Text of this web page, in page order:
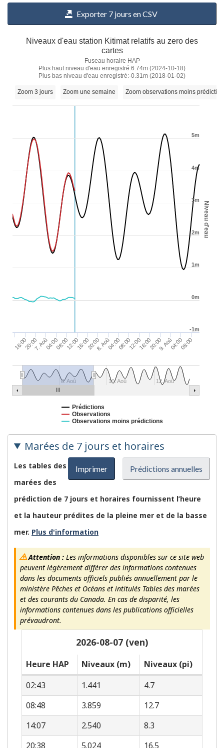
Exporter 7 jours en CSV
Niveau d'eau
Niveaux d'eau station Kitimat relatifs au zero des
cartes
Fuseau horaire HAP
Plus haut niveau d'eau enregistré:6.74m (2024-10-18)
Plus bas niveau d'eau enregistré:-0.31m (2018-01-02)
16:0020:007. Aoû04:0008:0012:0016:0020:008. Aoû04:0008:0012:0016:0020:009. Aoû04:0008:00
8. Aoû 10. Aoû 12. Aoû
0m
1m
2m
3m
4m
5m
-1m
Zoom 3 jours Zoom une semaine Zoom observations moins
Prédictions
Observations
Observations moins prédictions
Marées de 7 jours et horaires
Imprimer Prédictions annuelles
Les tables des
marées des
prédiction de 7 jours et horaires fournissent l’heure
et la hauteur prédites de la pleine mer et de la basse
mer. Plus d'information
Attention :Les informations disponibles sur ce site web
peuvent légèrement différer des informations contenues
dans les documents officiels publiés annuellement par le
ministère Pêches et Océans et intitulés Tables des marées
et des courants du Canada. En cas de disparité, les
informations contenues dans les publications officielles
prévaudront.
2026-08-07 (ven)
Heure HAP Niveaux (m)
Niveaux (pi)
02:43
1.441
4.7
08:48
3.859
12.7
14:07
2.540
8.3
20:38
5.024 16.5